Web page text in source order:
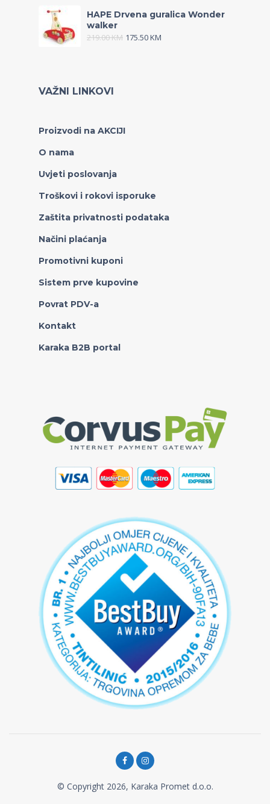
HAPE Drvena guralica Wonder
walker
219.00KM 175.50KM
VAŽNI LINKOVI
Proizvodi na AKCIJI
O nama
Uvjeti poslovanja
Troškovi i rokovi isporuke
Zaštita privatnosti podataka
Načini plaćanja
Promotivni kuponi
Sistem prve kupovine
Povrat PDV-a
Kontakt
Karaka B2B portal
© Copyright 2026, Karaka Promet d.o.o.